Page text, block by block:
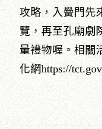
攻略，入黌門先
覽，再至孔廟劇
量禮物喔。相關
化網https://